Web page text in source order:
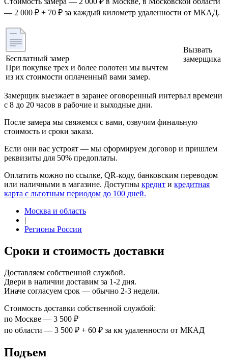
— 2 000 ₽ + 70 ₽ за каждый километр удаленности от МКАД.
Бесплатный замер
При покупке трех и более полотен мы вычтем
из их стоимости оплаченный вами замер.
Вызвать
замерщика
Замерщик выезжает в заранее оговоренный интервал времени
с 8 до 20 часов в рабочие и выходные дни.
После замера мы свяжемся с вами, озвучим финальную
стоимость и сроки заказа.
Если они вас устроят — мы сформируем договор и пришлем
реквизиты для 50% предоплаты.
Оплатить можно по ссылке, QR-коду, банковским переводом
или наличными в магазине. Доступны кредит и кредитная
карта с льготным периодом до 100 дней.
Москва и область
|
Регионы России
Сроки и стоимость доставки
Доставляем собственной службой.
Двери в наличии доставим за 1-2 дня.
Иначе согласуем срок — обычно 2-3 недели.
Стоимость доставки собственной службой:
по Москве — 3 500 ₽
по области — 3 500 ₽ + 60 ₽ за км удаленности от МКАД
Подъем